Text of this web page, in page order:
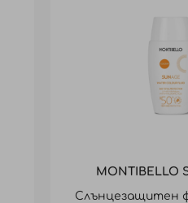
MONTIBELLO
Слънцезащитен